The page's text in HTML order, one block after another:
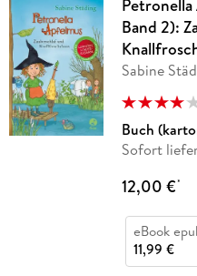
Petronella
Band 2):
Sabine
Buch
Sofort
12,00 €*
eBook
11,99 €